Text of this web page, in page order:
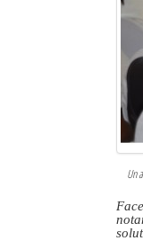
Un